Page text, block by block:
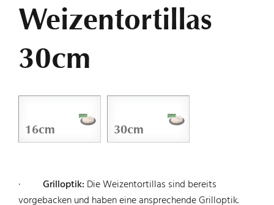
ASIA & ETHNO
DOWNLOADS
Weizentortillas
30cm
16cm 30cm
· Grilloptik: Die Weizentortillas sind bereits
vorgebacken und haben eine ansprechende Grilloptik.